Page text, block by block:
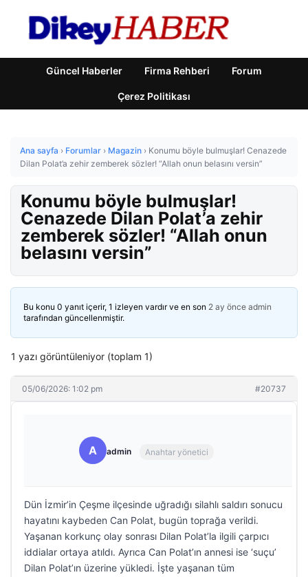
Güncel Haberler Firma Rehberi Forum
Çerez Politikası
Ana sayfa › Forumlar › Magazin › Konumu böyle bulmuşlar! Cenazede
Dilan Polat’a zehir zemberek sözler! “Allah onun belasını versin”
Konumu böyle bulmuşlar!
Cenazede Dilan Polat’a zehir
zemberek sözler! “Allah onun
belasını versin”
Bu konu 0 yanıt içerir, 1 izleyen vardır ve en son 2 ay önce admin
tarafından güncellenmiştir.
1 yazı görüntüleniyor (toplam 1)
05/06/2026: 1:02 pm #20737
A admin Anahtar yönetici
Dün İzmir’in Çeşme ilçesinde uğradığı silahlı saldırı sonucu
hayatını kaybeden Can Polat, bugün toprağa verildi.
Yaşanan korkunç olay sonrası Dilan Polat’la ilgili çarpıcı
iddialar ortaya atıldı. Ayrıca Can Polat’ın annesi ise ‘suçu’
Dilan Polat’ın üzerine yükledi. İşte yaşanan tüm